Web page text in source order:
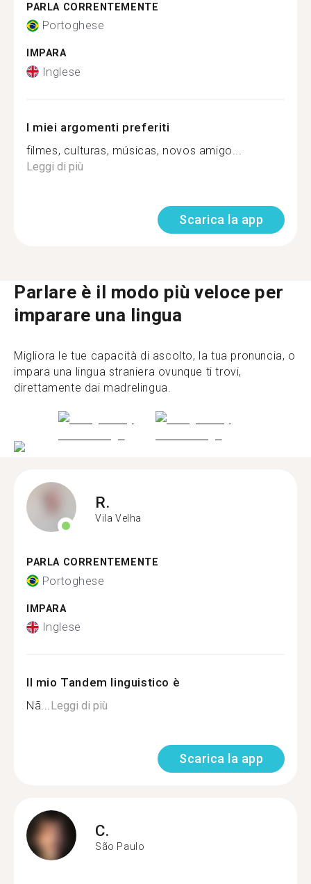
PARLA CORRENTEMENTE
Portoghese
IMPARA
Inglese
I miei argomenti preferiti
filmes, culturas, músicas, novos amigo...
Leggi di più
Scarica la app
Parlare è il modo più veloce per
imparare una lingua
Migliora le tue capacità di ascolto, la tua pronuncia, o
impara una lingua straniera ovunque ti trovi,
direttamente dai madrelingua.
R.
Vila Velha
PARLA CORRENTEMENTE
Portoghese
IMPARA
Inglese
Il mio Tandem linguistico è
Nã...Leggi di più
Scarica la app
C.
São Paulo